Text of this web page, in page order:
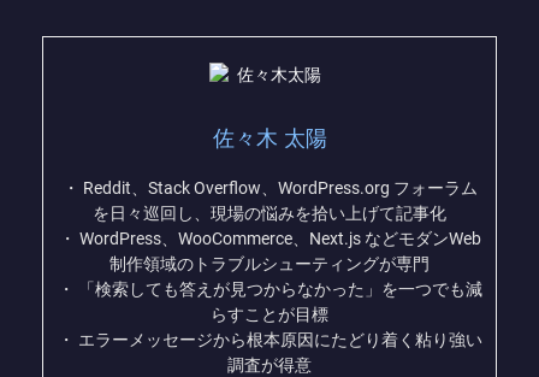
佐々木 太陽
・ Reddit、Stack Overflow、WordPress.org フォーラム
を日々巡回し、現場の悩みを拾い上げて記事化
・ WordPress、WooCommerce、Next.js などモダンWeb
制作領域のトラブルシューティングが専門
・ 「検索しても答えが見つからなかった」を一つでも減
らすことが目標
・ エラーメッセージから根本原因にたどり着く粘り強い
調査が得意